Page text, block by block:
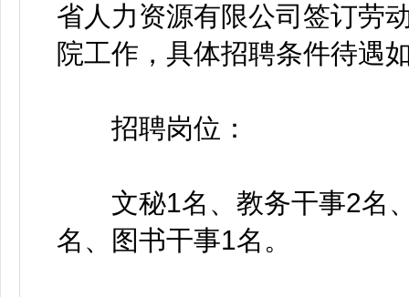
省人力资源有限公司签订劳
院工作，具体招聘条件待遇
招聘岗位：
文秘1名、教务干事2名、
名、图书干事1名。